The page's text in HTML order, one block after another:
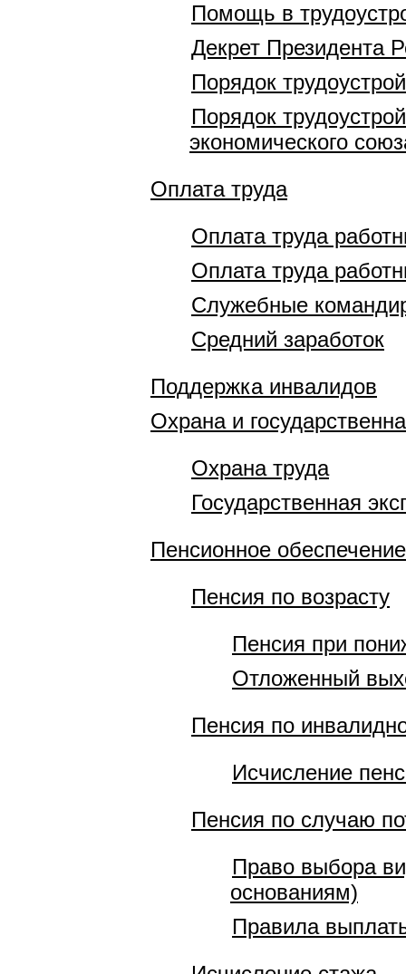
Помощь в
Декрет Президента
Порядок
Порядок
экономического
Оплата труда
Оплата труда
Оплата труда
Служебные
Средний заработок
Поддержка инвалидов
Охрана и
Охрана труда
Государственная
Пенсионное обеспечение
Пенсия по возрасту
Пенсия при
Отложенный
Пенсия по
Исчисление
Пенсия по случаю
Право выбора
основаниям)
Правила